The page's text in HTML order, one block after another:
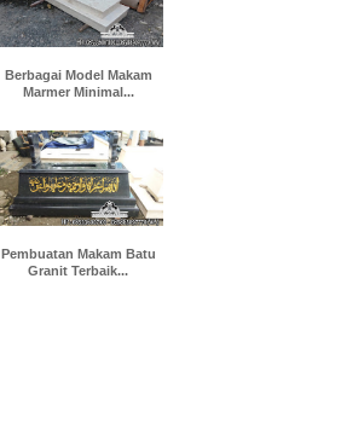
Berbagai Model Makam
Marmer Minimal...
Pembuatan Makam Batu
Granit Terbaik...